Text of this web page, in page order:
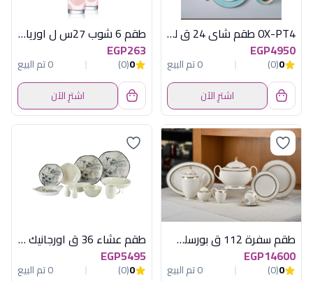
OX-PT4 طقم شاى 24 ق لبنى*ذهبى اكسفورد
EGP4950
0
(0)
0 تم البيع
اشترِ الآن
طقم 6 شوب 27س ل اوريا وايت بينك لومينارك
EGP263
0
(0)
0 تم البيع
اشترِ الآن
طقم سفرة 112 ق بورسلين باراديس جولد
EGP14600
0
(0)
0 تم البيع
طقم عشاء 36 ق اورجانيك ديجيتال حفر
EGP5495
0
(0)
0 تم البيع